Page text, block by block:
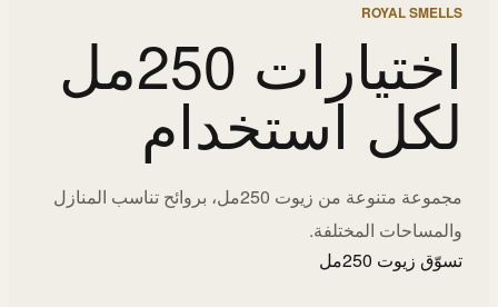
ROYAL SMELLS
اختيارات 250مل
لكل استخدام
مجموعة متنوعة من زيوت 250مل، بروائح تناسب المنازل
والمساحات المختلفة.
تسوّق زيوت 250مل